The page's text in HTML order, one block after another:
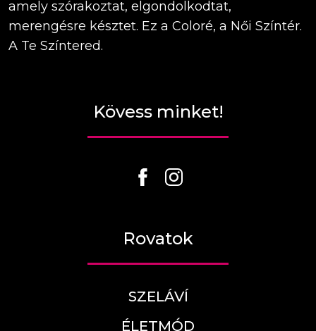
amely szórakoztat, elgondolkodtat,
merengésre késztet. Ez a Coloré, a Női Színtér.
A Te Színtered.
Kövess minket!
Rovatok
SZELÁVÍ
ÉLETMÓD